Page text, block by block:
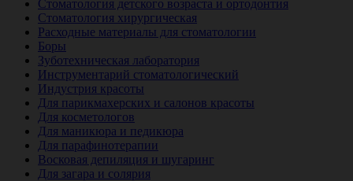
Стоматология детского возраста и ортодонтия
Стоматология хирургическая
Расходные материалы для стоматологии
Боры
Зуботехническая лаборатория
Инструментарий стоматологический
Индустрия красоты
Для парикмахерских и салонов красоты
Для косметологов
Для маникюра и педикюра
Для парафинотерапии
Восковая депиляция и шугаринг
Для загара и солярия